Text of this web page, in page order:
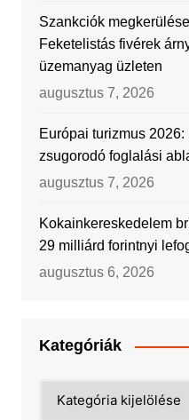
Szankciók
Feketelistás fivérek
üzemanyag üzleten
augusztus 7, 2026
Európai turizmus
zsugorodó foglalási
augusztus 7, 2026
Kokainkereskedelem
29 milliárd forintnyi
augusztus 6, 2026
Kategóriák